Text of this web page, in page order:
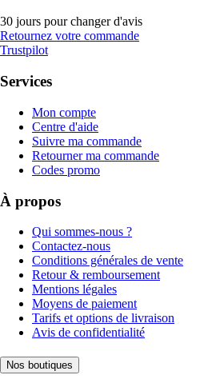
30 jours pour changer d'avis
Retournez votre commande
Trustpilot
Services
Mon compte
Centre d'aide
Suivre ma commande
Retourner ma commande
Codes promo
À propos
Qui sommes-nous ?
Contactez-nous
Conditions générales de vente
Retour & remboursement
Mentions légales
Moyens de paiement
Tarifs et options de livraison
Avis de confidentialité
Nos boutiques